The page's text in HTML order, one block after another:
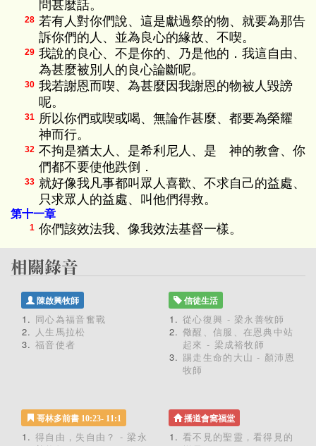
問甚麼話。
28 若有人對你們說、這是獻過祭的物、就要為那告
訴你們的人、並為良心的緣故、不喫。
29 我說的良心、不是你的、乃是他的．我這自由、
為甚麼被別人的良心論斷呢。
30 我若謝恩而喫、為甚麼因我謝恩的物被人毀謗
呢。
31 所以你們或喫或喝、無論作甚麼、都要為榮耀
神而行。
32 不拘是猶太人、是希利尼人、是 神的教會、你
們都不要使他跌倒．
33 就好像我凡事都叫眾人喜歡、不求自己的益處、
只求眾人的益處、叫他們得救。
第十一章
1 你們該效法我、像我效法基督一樣。
陳啟興牧師
同心為福音奮戰
人生馬拉松
福音使者
信徒生活
從心復興 - 梁永善牧師
儆醒、信服、在恩典中站
起來 - 梁成裕牧師
踢走生命的大山 - 顏沛恩
牧師
哥林多前書 10:23- 11:1
得自由，失自由？ - 梁永
播道會窩福堂
看不見的聖靈，看得見的